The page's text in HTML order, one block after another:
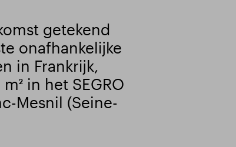
getekend
onafhankelijke
in Frankrijk,
in het SEGRO
Mesnil (Seine-